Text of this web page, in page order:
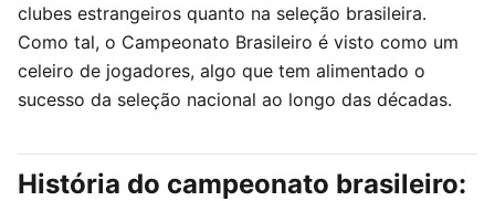
clubes estrangeiros quanto na seleção brasileira.
Como tal, o Campeonato Brasileiro é visto como um
celeiro de jogadores, algo que tem alimentado o
sucesso da seleção nacional ao longo das décadas.
História do campeonato brasileiro: